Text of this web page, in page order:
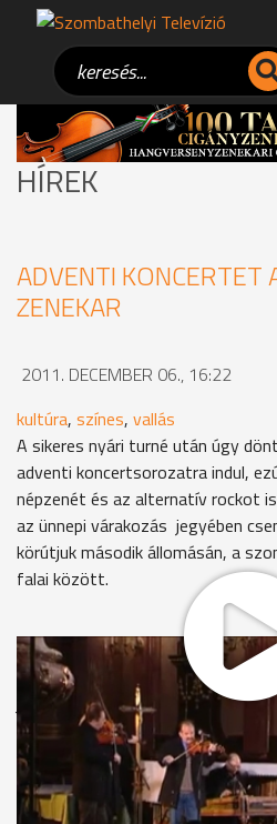
HÍREK
ADVENTI KONCERTET
ZENEKAR
2011. DECEMBER 06., 16:22
kultúra, színes, vallás
A sikeres nyári turné után úgy
adventi koncertsorozatra indul,
népzenét és az alternatív rockot
az ünnepi várakozás jegyében
körútjuk második állomásán, a
falai között.
Csík János
„Nagyon örültem a gondolatnak,
jövünk- megyünk fesztiválokon,
vagyunk, úgymond bulisabb
tartom, az igazi ünnepeket,
Nem baj, ha megünnepeljük
muzsikával, zenékkel, versekkel."